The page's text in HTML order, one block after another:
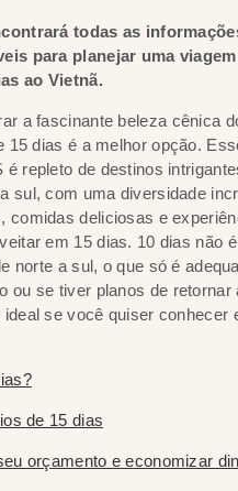
todas as
para planejar uma
ao Vietnã.
a fascinante beleza cênica
15 dias é a melhor opção.
é repleto de destinos
sul, com uma diversidade
comidas deliciosas e
em 15 dias. 10 dias não
norte a sul, o que só é
ou se tiver planos de retornar
se você quiser conhecer
de 15 dias
orçamento e economizar